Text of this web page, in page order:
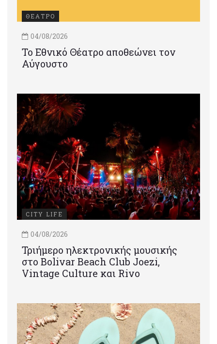
ΘΕΑΤΡΟ
04/08/2026
Το Εθνικό Θέατρο αποθεώνει τον
Αύγουστο
CITY LIFE
04/08/2026
Τριήμερο ηλεκτρονικής μουσικής
στο Bolivar Beach Club Joezi,
Vintage Culture και Rivo